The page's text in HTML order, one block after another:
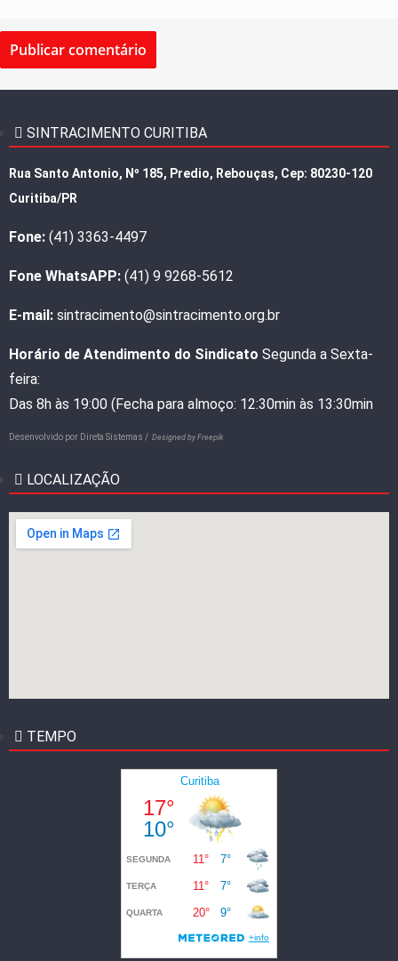
SINTRACIMENTO CURITIBA
Rua Santo Antonio, Nº 185, Predio, Rebouças, Cep: 80230-120
Curitiba/PR
Fone: (41) 3363-4497
Fone WhatsAPP: (41) 9 9268-5612
E-mail: sintracimento@sintracimento.org.br
Horário de Atendimento do Sindicato Segunda a Sexta-
feira:
Das 8h às 19:00 (Fecha para almoço: 12:30min às 13:30min
Desenvolvido por Direta Sistemas / Designed by Freepik
LOCALIZAÇÃO
TEMPO